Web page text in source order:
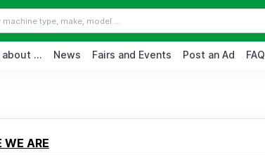
about ... News Fairs and Events Post an Ad FAQ
WE ARE